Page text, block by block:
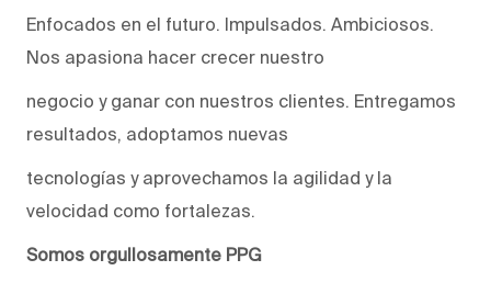
Enfocados en el futuro. Impulsados. Ambiciosos.
Nos apasiona hacer crecer nuestro
negocio y ganar con nuestros clientes. Entregamos
resultados, adoptamos nuevas
tecnologías y aprovechamos la agilidad y la
velocidad como fortalezas.
Somos orgullosamente PPG